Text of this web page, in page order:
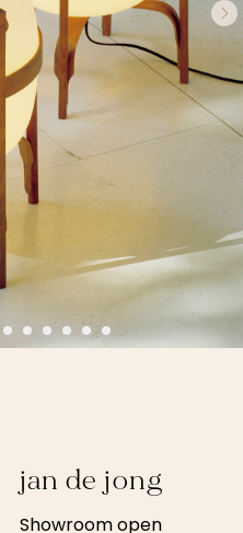
jan de jong
Showroom open